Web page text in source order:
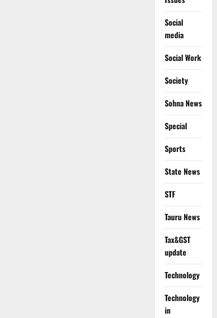
Social
media
Social Work
Society
Sohna News
Special
Sports
State News
STF
Tauru News
Tax&GST
update
Technology
Technology
in